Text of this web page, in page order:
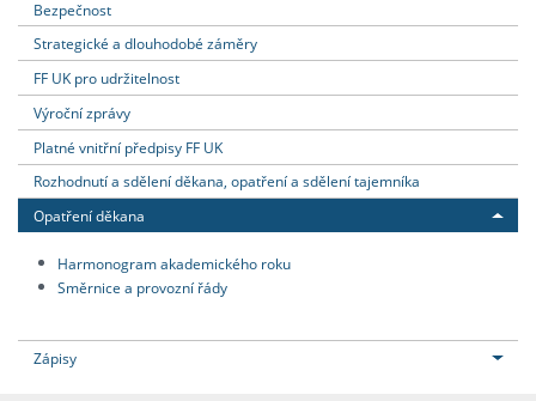
Bezpečnost
Strategické a dlouhodobé záměry
FF UK pro udržitelnost
Výroční zprávy
Platné vnitřní předpisy FF UK
Rozhodnutí a sdělení děkana, opatření a sdělení tajemníka
Opatření děkana
Harmonogram akademického roku
Směrnice a provozní řády
Zápisy